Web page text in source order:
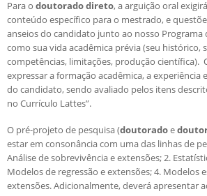
Para o doutorado direto, a arguição oral
conteúdo específico para o mestrado, e
anseios do candidato junto ao nosso Programa
como sua vida acadêmica prévia (seu histórico,
competências, limitações, produção científica).
expressar a formação acadêmica, a experiência
do candidato, sendo avaliado pelos itens
no Currículo Lattes”.
O pré-projeto de pesquisa (doutoradoe
estar em consonância com uma das linhas de
Análise de sobrevivência e extensões; 2.
Modelos de regressão e extensões; 4. Modelos
extensões. Adicionalmente, deverá apresentar